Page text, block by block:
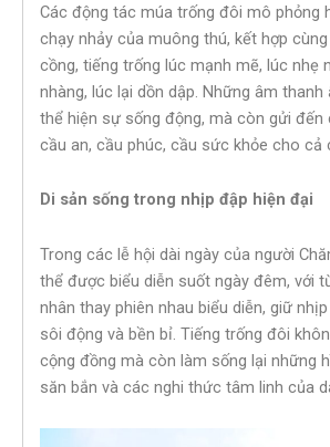
Các động tác múa trống đôi mô phỏng
chạy nhảy của muông thú, kết hợp
cồng, tiếng trống lúc mạnh mẽ, lúc nhẹ
nhàng, lúc lại dồn dập. Những âm
thể hiện sự sống động, mà còn gửi đến
cầu an, cầu phúc, cầu sức khỏe cho cả
Di sản sống trong nhịp đập hiện đại
Trong các lễ hội dài ngày của người
thể được biểu diễn suốt ngày đêm, với
nhân thay phiên nhau biểu diễn, giữ
sôi động và bền bỉ. Tiếng trống đôi
cộng đồng mà còn làm sống lại những
săn bắn và các nghi thức tâm linh của